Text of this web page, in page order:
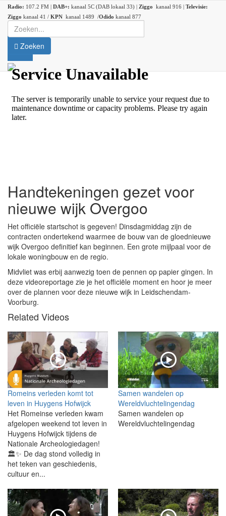
Radio: 107.2 FM | DAB+: kanaal 5C (DAB lokaal 33) | Ziggo kanaal 916 | Televisie:
Ziggo kanaal 41 / KPN kanaal 1489 /Odido kanaal 877
Zoeken
Handtekeningen gezet voor
nieuwe wijk Overgoo
Het officiële startschot is gegeven! Dinsdagmiddag zijn de
contracten ondertekend waarmee de bouw van de gloednieuwe
wijk Overgoo definitief kan beginnen. Een grote mijlpaal voor de
lokale woningbouw en de regio.
Midvliet was erbij aanwezig toen de pennen op papier gingen. In
deze videoreportage zie je het officiële moment en hoor je meer
over de plannen voor deze nieuwe wijk in Leidschendam-
Voorburg.
Related Videos
Romeins verleden komt tot
leven in Huygens Hofwijck
Het Romeinse verleden kwam
afgelopen weekend tot leven in
Huygens Hofwijck tijdens de
Nationale Archeologiedagen!
🏛️✨ De dag stond volledig in
het teken van geschiedenis,
cultuur en...
Samen wandelen op
Wereldvluchtelingendag
Samen wandelen op
Wereldvluchtelingendag